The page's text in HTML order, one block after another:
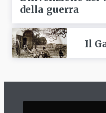
della guerra
Il